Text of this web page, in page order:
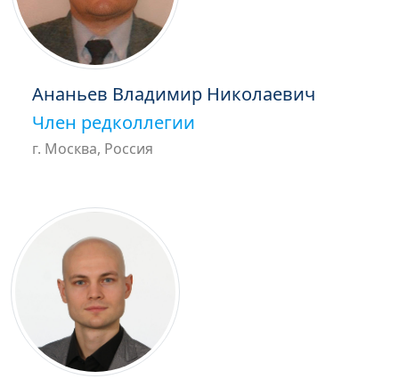
Ананьев Владимир Николаевич
Член редколлегии
г. Москва, Россия